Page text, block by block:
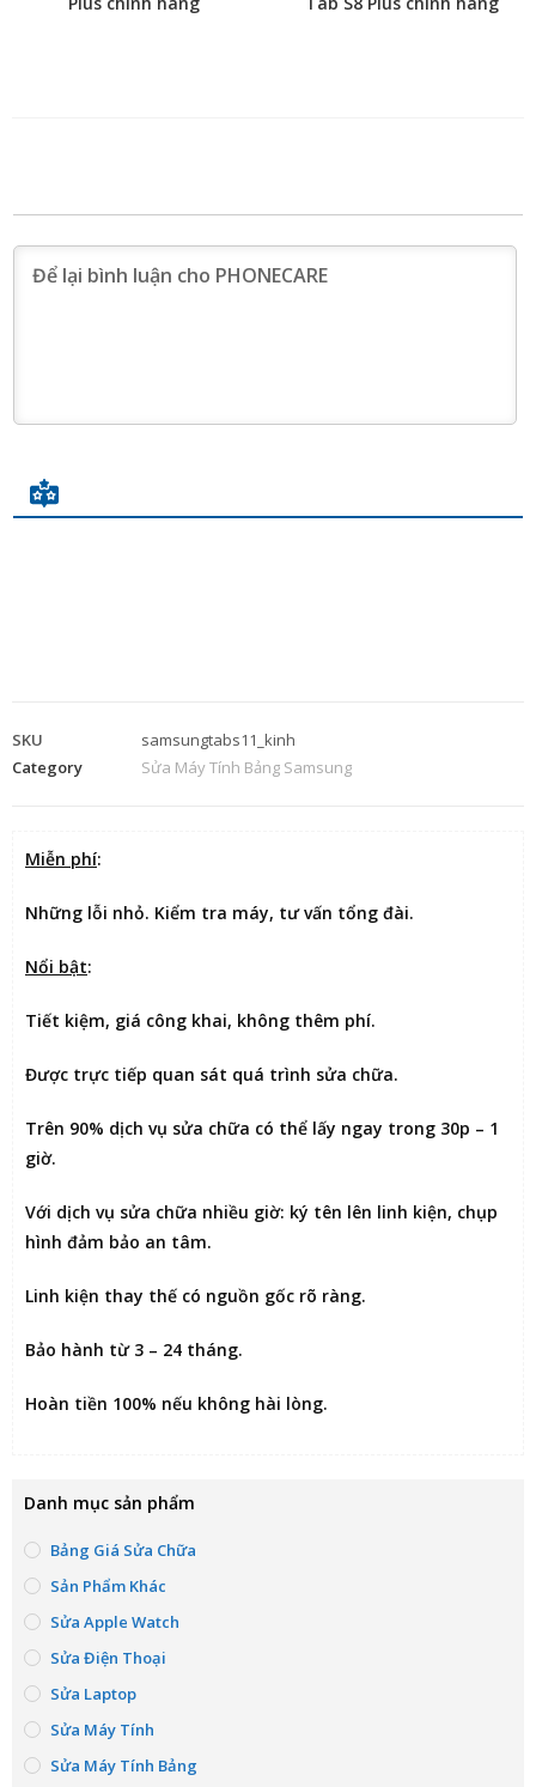
SKU
samsungtabs11_kinh
Category
Sửa Máy Tính Bảng Samsung
Miễn phí:
Những lỗi nhỏ. Kiểm tra máy, tư vấn tổng đài.
Nổi bật:
Tiết kiệm, giá công khai, không thêm phí.
Được trực tiếp quan sát quá trình sửa chữa.
Trên 90% dịch vụ sửa chữa có thể lấy ngay trong 30p – 1
giờ.
Với dịch vụ sửa chữa nhiều giờ: ký tên lên linh kiện, chụp
hình đảm bảo an tâm.
Linh kiện thay thế có nguồn gốc rõ ràng.
Bảo hành từ 3 – 24 tháng.
Hoàn tiền 100% nếu không hài lòng.
Danh mục sản phẩm
Bảng Giá Sửa Chữa
Sản Phẩm Khác
Sửa Apple Watch
Sửa Điện Thoại
Sửa Laptop
Sửa Máy Tính
Sửa Máy Tính Bảng